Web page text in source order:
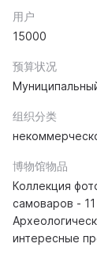
用户
15000
预算状况
组织分类
博物馆物品
Коллекция
самоваров -
интересные